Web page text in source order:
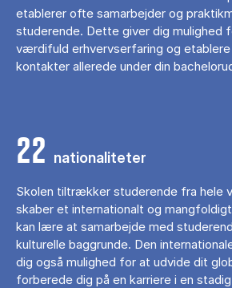
etablerer ofte samarbejder og
studerende. Dette giver dig mulighed
værdifuld erhvervserfaring og
kontakter allerede under din
22 nationaliteter
Skolen tiltrækker studerende fra hele
skaber et internationalt og
kan lære at samarbejde med
kulturelle baggrunde. Den
dig også mulighed for at udvide dit
forberede dig på en karriere i en